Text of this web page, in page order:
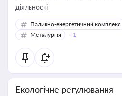
діяльності
Паливно-енергетичний комплекс
Металургія
+1
Екологічне регулювання